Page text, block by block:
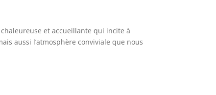
et accueillante qui incite à
aussi l’atmosphère conviviale que nous